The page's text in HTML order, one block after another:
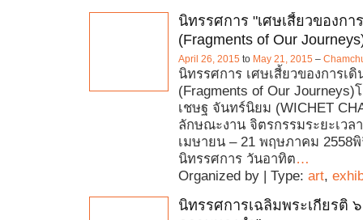
นิทรรศการ "เศษเสี้ยวของกา
(Fragments of Our
April 26, 2015 to May 21, 2015 –
นิทรรศการ เศษเสี้ยวของการเดิ
(Fragments of Our
เชษฐ จันทร์นิยม (WICHET
ลักษณะงาน จิตรกรรมระยะเวล
เมษายน – 21 พฤษภาคม 2558
นิทรรศการ วันอาทิต…
Organized by | Type: art,
นิทรรศการเฉลิมพระเกียรติ